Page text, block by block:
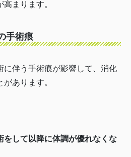
まります。
手術痕
に伴う手術痕が影響して、消化
あります。
をして以降に体調が優れなくな